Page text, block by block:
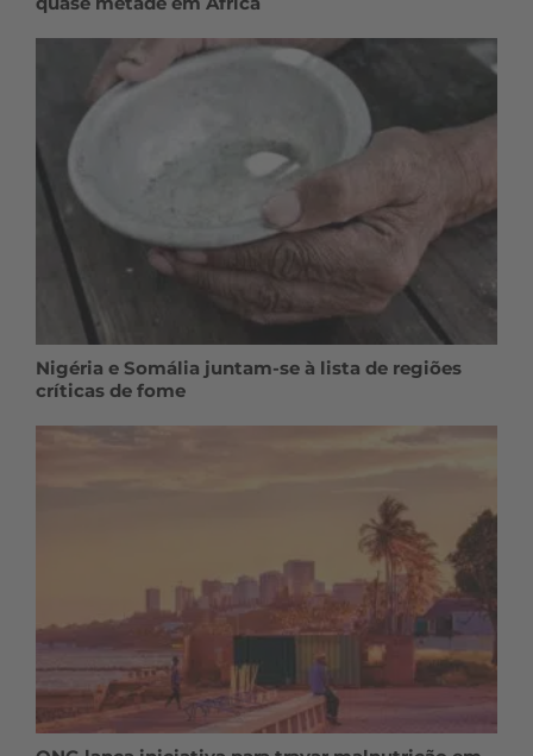
Nigéria e Somália juntam-se à lista de regiões
críticas de fome